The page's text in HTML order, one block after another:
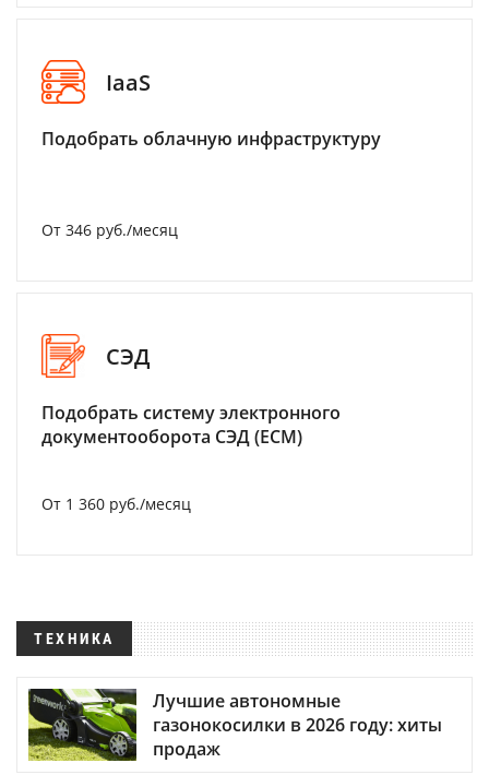
IaaS
Подобрать облачную инфраструктуру
От 346 руб./месяц
СЭД
Подобрать систему электронного
документооборота СЭД (ECM)
От 1 360 руб./месяц
ТЕХНИКА
Лучшие автономные
газонокосилки в 2026 году: хиты
продаж